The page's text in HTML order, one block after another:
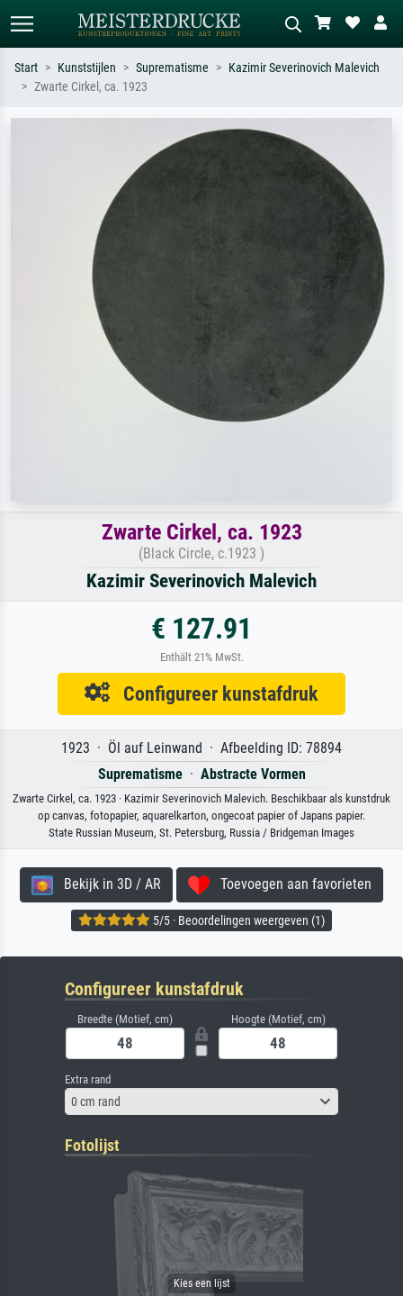
Zoek op kunstenaar, titel of stijl – bijv.
Monet, Sterrennacht, impressionisme,
Hokusai-golf, naakt.
Beschrijf de scène – bijv. groene
weide, abstract met veel rood, donker
olieverfschilderij, staand naakt naast
Start Kunststijlen Suprematisme
Kazimir Severinovich Malevich
Zwarte Cirkel, ca. 1923
Zwarte Cirkel, ca. 1923
(Black Circle, c.1923 )
Kazimir Severinovich Malevich
€ 127.91
Enthält 21% MwSt.
Configureer kunstafdruk
1923 · Öl auf Leinwand · Afbeelding ID: 78894
Suprematisme· Abstracte Vormen
Zwarte Cirkel, ca. 1923 · Kazimir Severinovich Malevich. Beschikbaar als kunstdruk
op canvas, fotopapier, aquarelkarton, ongecoat papier of Japans papier.
State Russian Museum, St. Petersburg, Russia / Bridgeman Images
Bekijk in 3D / AR Toevoegen aan favorieten
5/5 · Beoordelingen weergeven (1)
Configureer kunstafdruk
Breedte (Motief, cm) Hoogte (Motief, cm)
Extra rand
0 cm rand
Fotolijst